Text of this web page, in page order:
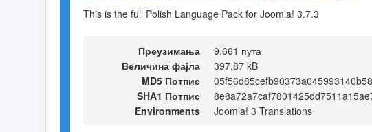
This is the full Polish Language Pack for Joomla! 3.7.3
Преузимања
9.661 пута
Величина фајла
397,87 kB
MD5 Потпис
SHA1 Потпис
Environments
Joomla! 3 Translations